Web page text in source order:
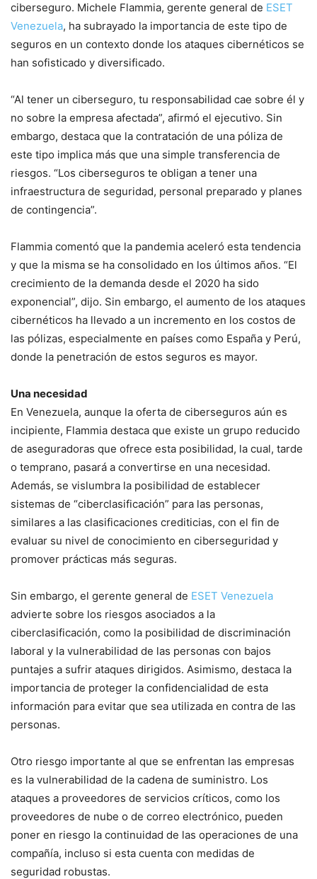
ciberseguro. Michele Flammia, gerente general de ESET
Venezuela, ha subrayado la importancia de este tipo de
seguros en un contexto donde los ataques cibernéticos se
han sofisticado y diversificado.
“Al tener un ciberseguro, tu responsabilidad cae sobre él y
no sobre la empresa afectada”, afirmó el ejecutivo. Sin
embargo, destaca que la contratación de una póliza de
este tipo implica más que una simple transferencia de
riesgos. “Los ciberseguros te obligan a tener una
infraestructura de seguridad, personal preparado y planes
de contingencia”.
Flammia comentó que la pandemia aceleró esta tendencia
y que la misma se ha consolidado en los últimos años. “El
crecimiento de la demanda desde el 2020 ha sido
exponencial”, dijo. Sin embargo, el aumento de los ataques
cibernéticos ha llevado a un incremento en los costos de
las pólizas, especialmente en países como España y Perú,
donde la penetración de estos seguros es mayor.
Una necesidad
En Venezuela, aunque la oferta de ciberseguros aún es
incipiente, Flammia destaca que existe un grupo reducido
de aseguradoras que ofrece esta posibilidad, la cual, tarde
o temprano, pasará a convertirse en una necesidad.
Además, se vislumbra la posibilidad de establecer
sistemas de “ciberclasificación” para las personas,
similares a las clasificaciones crediticias, con el fin de
evaluar su nivel de conocimiento en ciberseguridad y
promover prácticas más seguras.
Sin embargo, el gerente general de ESET Venezuela
advierte sobre los riesgos asociados a la
ciberclasificación, como la posibilidad de discriminación
laboral y la vulnerabilidad de las personas con bajos
puntajes a sufrir ataques dirigidos. Asimismo, destaca la
importancia de proteger la confidencialidad de esta
información para evitar que sea utilizada en contra de las
personas.
Otro riesgo importante al que se enfrentan las empresas
es la vulnerabilidad de la cadena de suministro. Los
ataques a proveedores de servicios críticos, como los
proveedores de nube o de correo electrónico, pueden
poner en riesgo la continuidad de las operaciones de una
compañía, incluso si esta cuenta con medidas de
seguridad robustas.